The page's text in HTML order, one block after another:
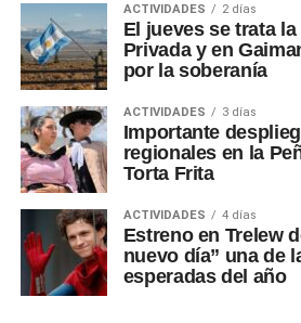
ACTIVIDADES 2 días
El jueves se trata
Privada y en
por la soberanía
ACTIVIDADES 3 días
Importante
regionales en la
Torta Frita
ACTIVIDADES 4 días
Estreno en Trelew
nuevo día” una de
esperadas del año